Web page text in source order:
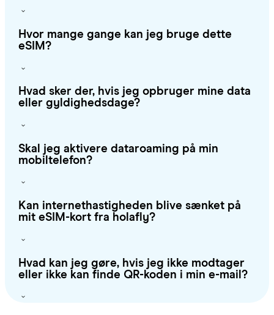
Hvor mange gange kan jeg bruge dette
eSIM?
Hvad sker der, hvis jeg opbruger mine data
eller gyldighedsdage?
Skal jeg aktivere dataroaming på min
mobiltelefon?
Kan internethastigheden blive sænket på
mit eSIM-kort fra holafly?
Hvad kan jeg gøre, hvis jeg ikke modtager
eller ikke kan finde QR-koden i min e-mail?